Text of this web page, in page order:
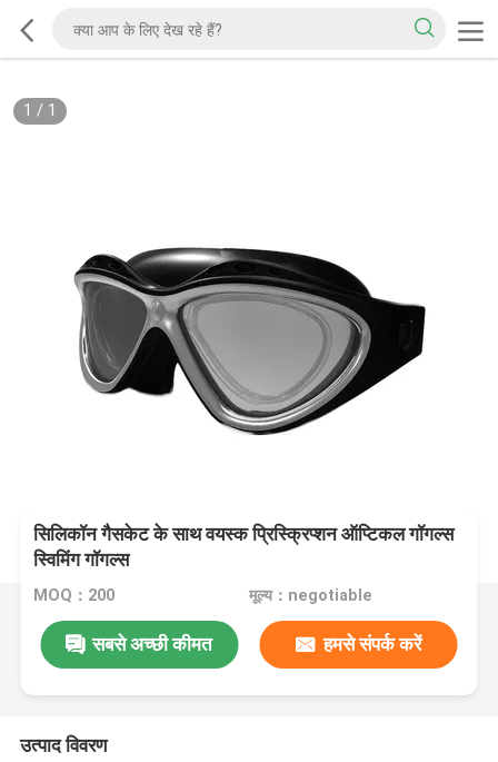
1 / 1
सिलिकॉन गैसकेट के साथ वयस्क प्रिस्क्रिप्शन ऑप्टिकल गॉगल्स
स्विमिंग गॉगल्स
MOQ：200 मूल्य：negotiable
सबसे अच्छी कीमत हमसे संपर्क करें
उत्पाद विवरण